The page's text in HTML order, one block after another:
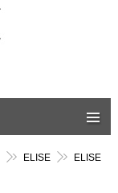
ELISE
ELISE